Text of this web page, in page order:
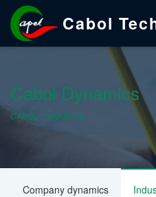
Cabol
Cabol Dynamics
CABOL DYNAMICS
Company dynamics